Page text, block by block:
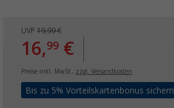
UVP 19,99 €
16,99 €
Preise inkl. MwSt., zzgl. Versandkosten
Bis zu 5% Vorteilskartenbonus sichern